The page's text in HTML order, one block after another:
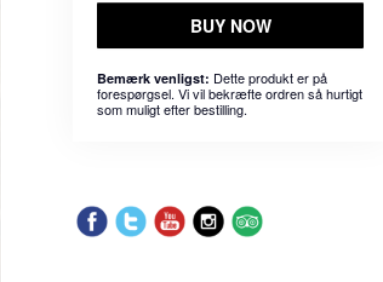
BUY NOW
Bemærk venligst: Dette produkt er på
forespørgsel. Vi vil bekræfte ordren så hurtigt
som muligt efter bestilling.